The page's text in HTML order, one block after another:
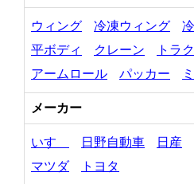
ウィング 冷凍ウィング
平ボディ
クレーン トラ
アームロール
パッカー
メーカー
いすゞ 日野自動車 日産
マツダ
トヨタ